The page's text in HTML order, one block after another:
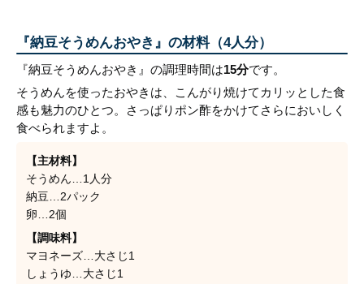
『納豆そうめんおやき』の材料（4人分）
『納豆そうめんおやき』の調理時間は15分です。
そうめんを使ったおやきは、こんがり焼けてカリッとした食
感も魅力のひとつ。さっぱりポン酢をかけてさらにおいしく
食べられますよ。
【主材料】
そうめん…1人分
納豆…2パック
卵…2個
【調味料】
マヨネーズ…大さじ1
しょうゆ…大さじ1